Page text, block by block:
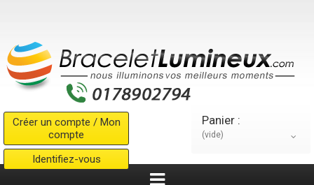
Créer un compte / Mon
compte
Identifiez-vous
Panier :
(vide)